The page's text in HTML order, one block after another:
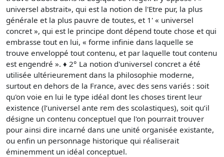
universel abstrait», qui est la notion de l'Etre pur, la plus
générale et la plus pauvre de toutes, et 1' « universel
concret », qui est le principe dont dépend toute chose et qui
embrasse tout en lui, « forme infinie dans laquelle se
trouve enveloppé tout contenu, et par laquelle tout contenu
est engendré ». ♦ 2° La notion d'universel concret a été
utilisée ultérieurement dans la philosophie moderne,
surtout en dehors de la France, avec des sens variés : soit
qu'on voie en lui le type idéal dont les choses tirent leur
existence (l’universel ante rem des scolastiques), soit qu’il
désigne un contenu conceptuel que l'on pourrait trouver
pour ainsi dire incarné dans une unité organisée existante,
ou enfin un personnage historique qui réaliserait
éminemment un idéal conceptuel.